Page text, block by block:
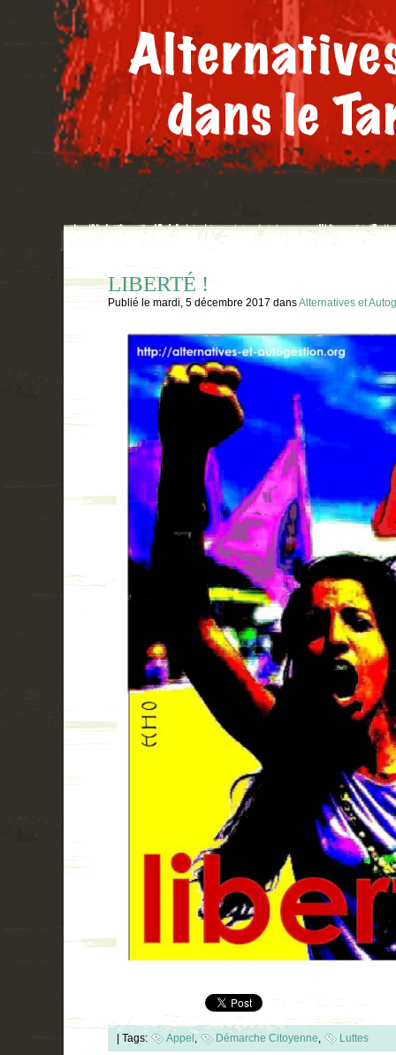
LIBERTÉ !
Publié le mardi, 5 décembre 2017 dansAlternatives et
Tags: Appel , Démarche Citoyenne, Luttes